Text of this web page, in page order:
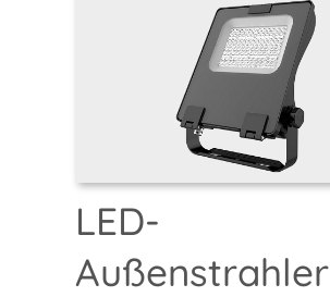
LED-
Außenstrahler